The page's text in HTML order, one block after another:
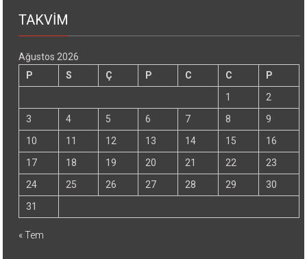
TAKVİM
Ağustos 2026
P
S Ç P C C
P
1
2
3
4 5 6 7 8
9
10
11 12 13 14 15
16
17
18 19 20 21 22
23
24
25 26 27 28 29
30
31
« Tem